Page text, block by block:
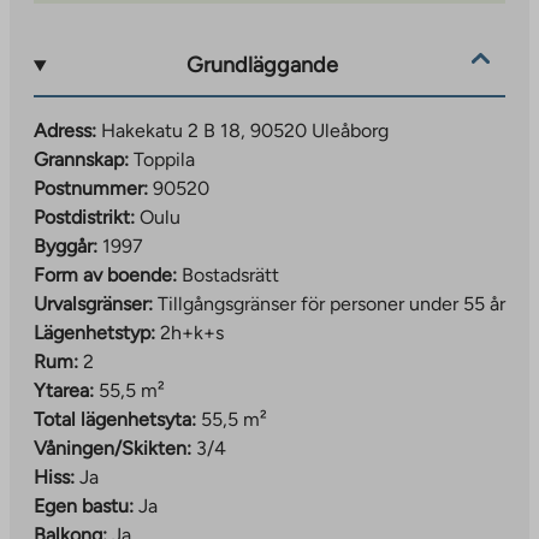
Grundläggande
Adress: Hakekatu 2 B 18, 90520 Uleåborg
Grannskap: Toppila
Postnummer: 90520
Postdistrikt: Oulu
Byggår: 1997
Form av boende: Bostadsrätt
Urvalsgränser: Tillgångsgränser för personer under 55 år
Lägenhetstyp: 2h+k+s
Rum: 2
Ytarea: 55,5 m²
Total lägenhetsyta: 55,5 m²
Våningen/Skikten: 3/4
Hiss: Ja
Egen bastu: Ja